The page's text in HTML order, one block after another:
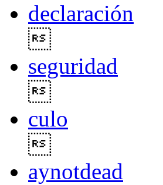
declaración
seguridad
culo
aynotdead